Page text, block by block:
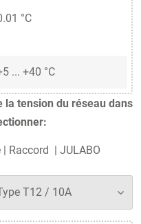
°C
... +40 °C
la tension du réseau dans
| Raccord | JULABO